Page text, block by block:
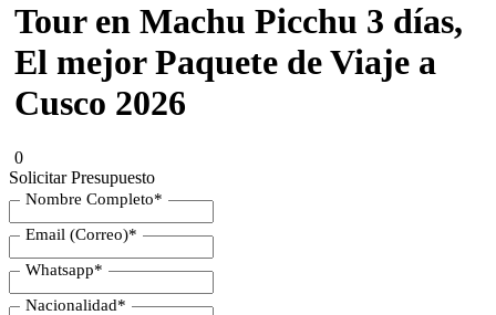
Tour en Machu Picchu 3 días,
El mejor Paquete de Viaje a
Cusco 2026
0
Solicitar Presupuesto
Nombre Completo*
Email (Correo)*
Whatsapp*
Nacionalidad*